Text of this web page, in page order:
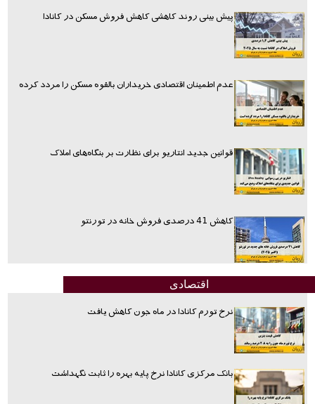
پیش بینی روند کاهشی کاهش فروش مسکن در کانادا
عدم اطمینان اقتصادی خریداران بالقوه مسکن را مردد کرده
قوانین جدید انتاریو برای نظارت بر بنگاه‌های املاک
کاهش 41 درصدی فروش خانه در تورنتو
اقتصادی
نرخ تورم کانادا در ماه جون کاهش یافت
بانک مرکزی کانادا نرخ پایه بهره را ثابت نگهداشت